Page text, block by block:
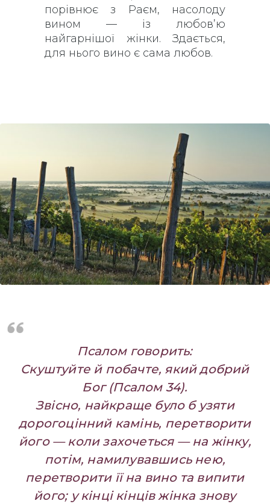
порівнює з Раєм, насолоду
вином — із любов’ю
найгарнішої жінки. Здається,
для нього вино є сама любов.
Псалом говорить:
Скуштуйте й побачте, який добрий
Бог (Псалом 34).
Звісно, найкраще було б узяти
дорогоцінний камінь, перетворити
його — коли захочеться — на жінку,
потім, намилувавшись нею,
перетворити її на вино та випити
його; у кінці кінців жінка знову